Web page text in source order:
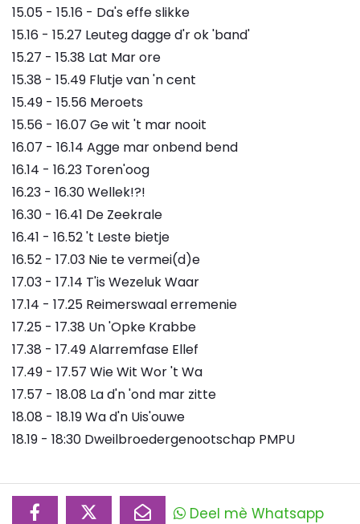
15.05 - 15.16 - Da's effe slikke
15.16 - 15.27 Leuteg dagge d'r ok 'band'
15.27 - 15.38 Lat Mar ore
15.38 - 15.49 Flutje van 'n cent
15.49 - 15.56 Meroets
15.56 - 16.07 Ge wit 't mar nooit
16.07 - 16.14 Agge mar onbend bend
16.14 - 16.23 Toren'oog
16.23 - 16.30 Wellek!?!
16.30 - 16.41 De Zeekrale
16.41 - 16.52 't Leste bietje
16.52 - 17.03 Nie te vermei(d)e
17.03 - 17.14 T'is Wezeluk Waar
17.14 - 17.25 Reimerswaal erremenie
17.25 - 17.38 Un 'Opke Krabbe
17.38 - 17.49 Alarremfase Ellef
17.49 - 17.57 Wie Wit Wor 't Wa
17.57 - 18.08 La d'n 'ond mar zitte
18.08 - 18.19 Wa d'n Uis'ouwe
18.19 - 18:30 Dweilbroedergenootschap PMPU
Deel mè Whatsapp